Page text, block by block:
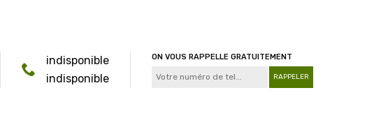
indisponible
indisponible
ON VOUS RAPPELLE GRATUITEMENT